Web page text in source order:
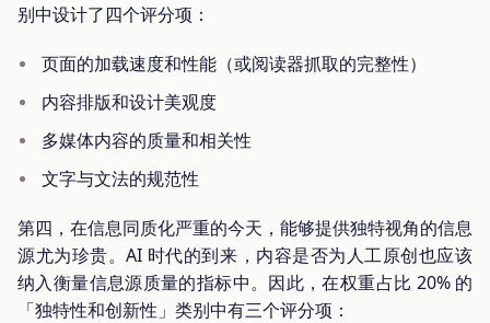
别中设计了四个评分项：
页面的加载速度和性能（或阅读器抓取的完整性）
内容排版和设计美观度
多媒体内容的质量和相关性
文字与文法的规范性
第四，在信息同质化严重的今天，能够提供独特视角的信息
源尤为珍贵。AI 时代的到来，内容是否为人工原创也应该
纳入衡量信息源质量的指标中。因此，在权重占比 20% 的
「独特性和创新性」类别中有三个评分项：